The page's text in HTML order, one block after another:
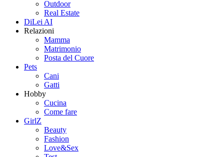
Outdoor
Real Estate
DiLei AI
Relazioni
Mamma
Matrimonio
Posta del Cuore
Pets
Cani
Gatti
Hobby
Cucina
Come fare
GirlZ
Beauty
Fashion
Love&Sex